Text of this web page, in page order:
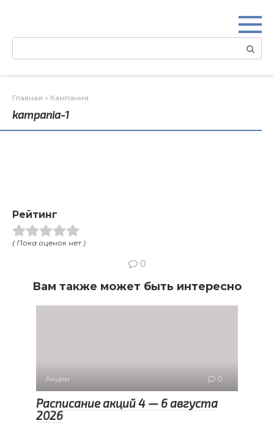
Поиск:
Главная » Кампания
kampania-1
Рейтинг
( Пока оценок нет )
0
Вам также может быть интересно
Акции 0
Расписание акций 4 — 6 августа
2026